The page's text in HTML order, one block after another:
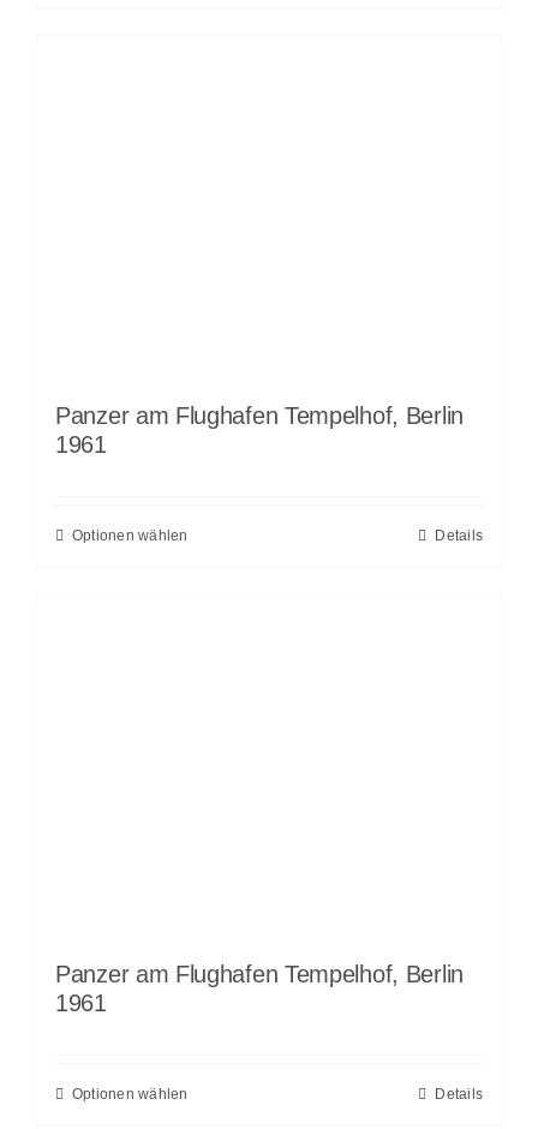
Panzer am Flughafen Tempelhof, Berlin
1961
Optionen wählen Details
Panzer am Flughafen Tempelhof, Berlin
1961
Optionen wählen Details